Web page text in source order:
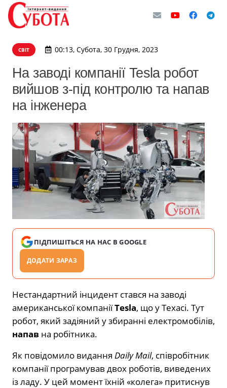
СВІТ 00:13, Субота, 30 Грудня, 2023
На заводі компанії Tesla робот
вийшов з-під контролю та напав
на інженера
ПІДПИШІТЬСЯ НА НАС В GOOGLE
ДОДАТИ ЗАРАЗ
Нестандартний інцидент стався на заводі
американської компаніїTesla, що у Техасі. Тут
робот, який задіяний у збиранні електромобілів,
напав на робітника.
Як повідомило видання Daily Mail, співробітник
компанії програмував двох роботів, виведених
із ладу. У цей момент їхній «колега» притиснув